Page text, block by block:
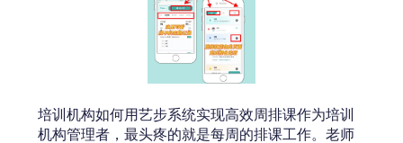
培训机构如何用艺步系统实现高效周排课作为培训
机构管理者，最头疼的就是每周的排课工作。老师